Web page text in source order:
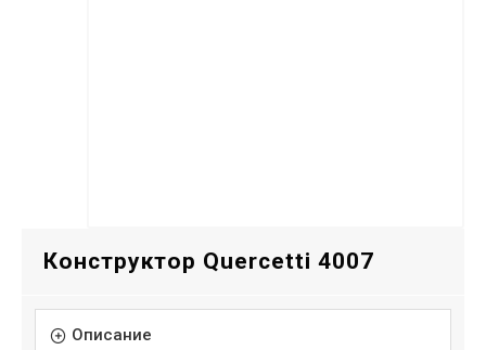
Конструктор Quercetti 4007
Описание